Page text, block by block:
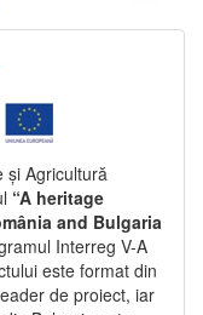
și Agricultură
“A heritage
and Bulgaria
Interreg V-A
este format din
de proiect, iar